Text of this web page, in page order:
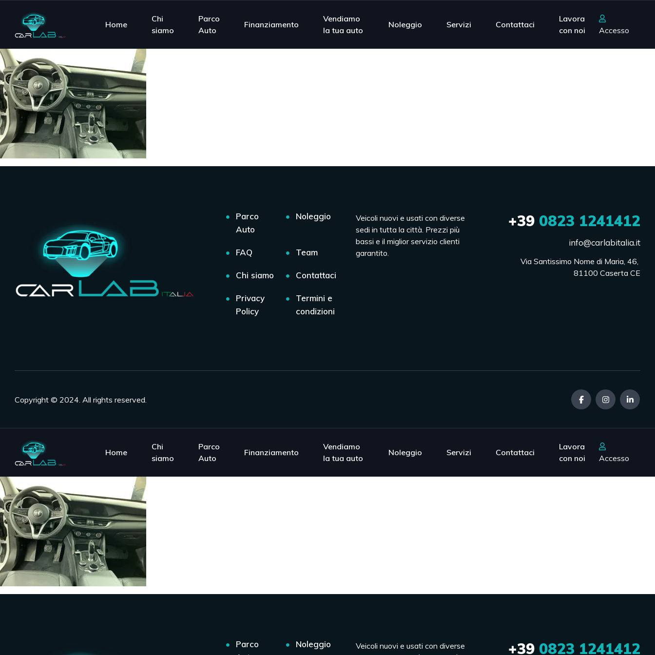
Home
Chi
siamo
Parco
Auto
Finanziamento
Vendiamo
la tua auto
Noleggio Servizi Contattaci
Lavora
con noi
Accesso
Parco
Auto
Noleggio
FAQ Team
Chi siamo Contattaci
Privacy
Policy
Termini e
condizioni
Veicoli nuovi e usati con diverse
sedi in tutta la città. Prezzi più
bassi e il miglior servizio clienti
garantito.
+390823 1241412
info@carlabitalia.it
Via Santissimo Nome di Maria, 46,
81100 Caserta CE
Copyright © 2024. All rights reserved.
Home
Chi
siamo
Parco
Auto
Finanziamento
Vendiamo
la tua auto
Noleggio Servizi Contattaci
Lavora
con noi
Accesso
Parco
Noleggio
Veicoli nuovi e usati con diverse
+390823 1241412